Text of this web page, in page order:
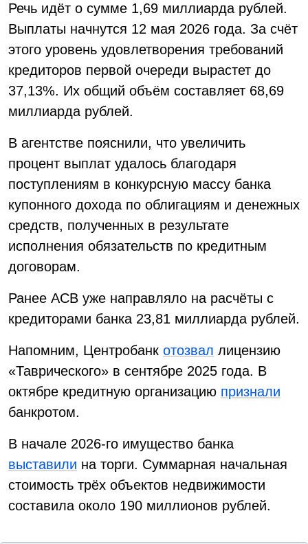
Речь идёт о сумме 1,69 миллиарда рублей.
Выплаты начнутся 12 мая 2026 года. За счёт
этого уровень удовлетворения требований
кредиторов первой очереди вырастет до
37,13%. Их общий объём составляет 68,69
миллиарда рублей.
В агентстве пояснили, что увеличить
процент выплат удалось благодаря
поступлениям в конкурсную массу банка
купонного дохода по облигациям и денежных
средств, полученных в результате
исполнения обязательств по кредитным
договорам.
Ранее АСВ уже направляло на расчёты с
кредиторами банка 23,81 миллиарда рублей.
Напомним, Центробанк отозвал лицензию
«Таврического» в сентябре 2025 года. В
октябре кредитную организацию признали
банкротом.
В начале 2026-го имущество банка
выставили на торги. Суммарная начальная
стоимость трёх объектов недвижимости
составила около 190 миллионов рублей.